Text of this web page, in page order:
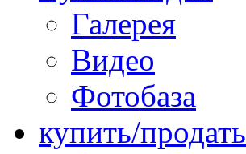
Галерея
Видео
Фотобаза
купить/продать